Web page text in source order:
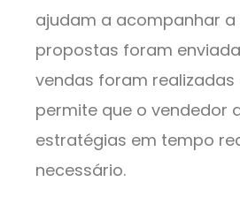
ajudam a acompanhar
propostas foram
vendas foram realizadas
permite que o vendedor
estratégias em tempo
necessário.